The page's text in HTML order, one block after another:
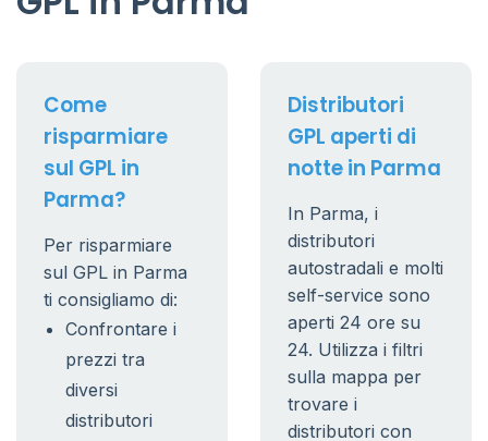
Come
risparmiare
sul GPL in
Parma?
Per risparmiare
sul GPL in Parma
ti consigliamo di:
Confrontare i
prezzi tra
diversi
distributori
Distributori
GPL aperti di
notte in Parma
In Parma, i
distributori
autostradali e molti
self-service sono
aperti 24 ore su
24. Utilizza i filtri
sulla mappa per
trovare i
distributori con